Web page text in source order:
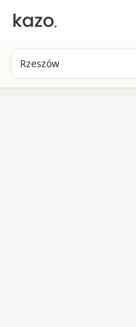
Rzeszów